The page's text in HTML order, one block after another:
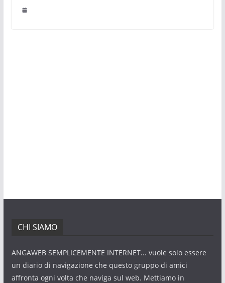
CHI SIAMO
ANGAWEB SEMPLICEMENTE INTERNET... vuole solo essere
un diario di navigazione che questo gruppo di amici
affronta ogni volta che naviga sul web. Mettiamo in